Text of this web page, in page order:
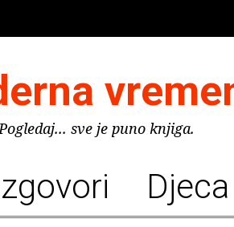
Pogledaj... sve je puno knjiga.
Djeca